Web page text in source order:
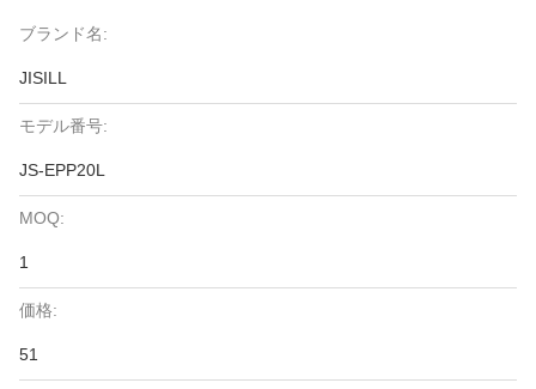
ブランド名:
JISILL
モデル番号:
JS-EPP20L
MOQ:
1
価格:
51